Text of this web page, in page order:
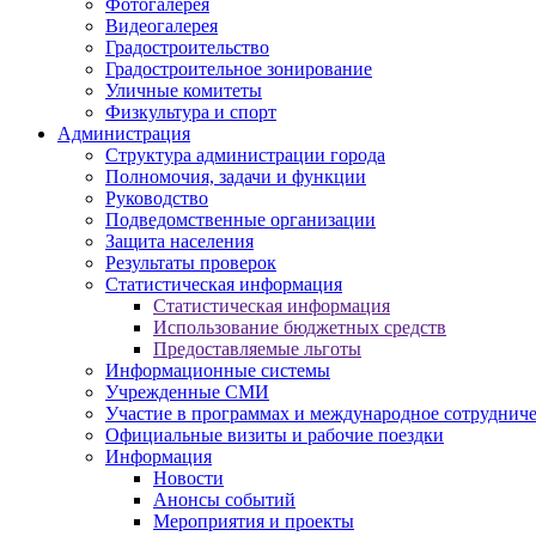
Фотогалерея
Видеогалерея
Градостроительство
Градостроительное зонирование
Уличные комитеты
Физкультура и спорт
Администрация
Структура администрации города
Полномочия, задачи и функции
Руководство
Подведомственные организации
Защита населения
Результаты проверок
Статистическая информация
Статистическая информация
Использование бюджетных средств
Предоставляемые льготы
Информационные системы
Учрежденные СМИ
Участие в программах и международное
Официальные визиты и рабочие поездки
Информация
Новости
Анонсы событий
Мероприятия и проекты